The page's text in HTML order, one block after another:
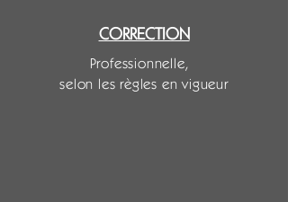
CORRECTION
Professionnelle,
selon les règles en vigueur